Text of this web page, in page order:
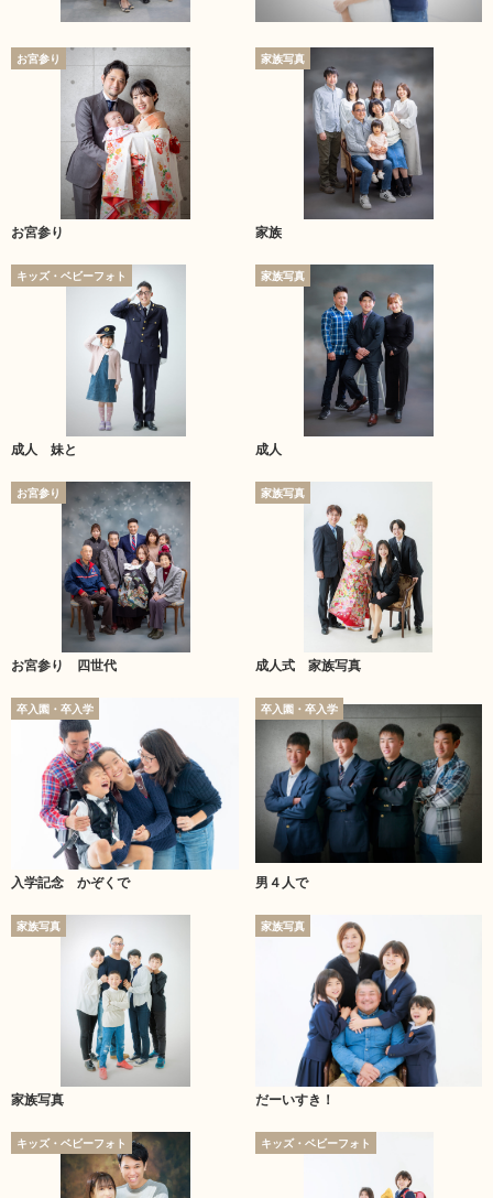
お宮参り
お宮参り
家族写真
家族
キッズ・ベビーフォト
成人 妹と
家族写真
成人
お宮参り
お宮参り 四世代
家族写真
成人式 家族写真
卒入園・卒入学
入学記念 かぞくで
卒入園・卒入学
男４人で
家族写真
家族写真
家族写真
だーいすき！
キッズ・ベビーフォト キッズ・ベビーフォト